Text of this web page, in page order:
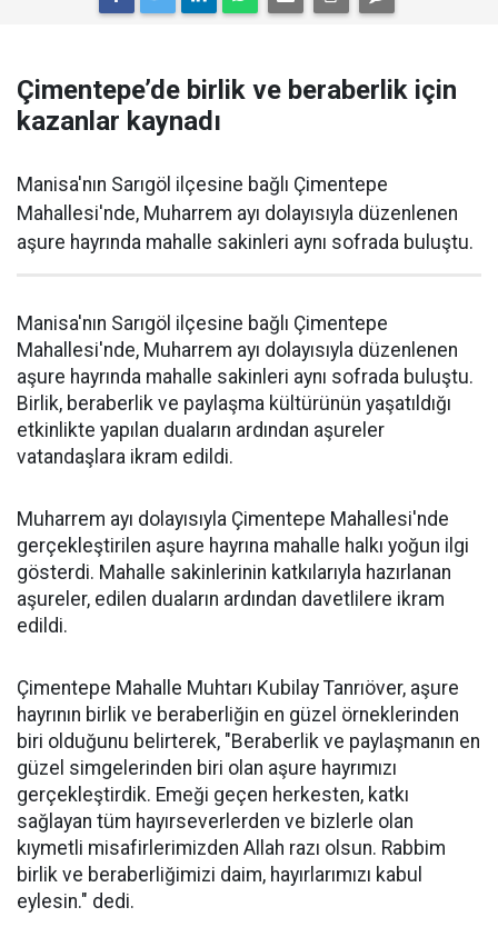
Çimentepe’de birlik ve beraberlik için
kazanlar kaynadı
Manisa'nın Sarıgöl ilçesine bağlı Çimentepe
Mahallesi'nde, Muharrem ayı dolayısıyla düzenlenen
aşure hayrında mahalle sakinleri aynı sofrada buluştu.
Manisa'nın Sarıgöl ilçesine bağlı Çimentepe
Mahallesi'nde, Muharrem ayı dolayısıyla düzenlenen
aşure hayrında mahalle sakinleri aynı sofrada buluştu.
Birlik, beraberlik ve paylaşma kültürünün yaşatıldığı
etkinlikte yapılan duaların ardından aşureler
vatandaşlara ikram edildi.
Muharrem ayı dolayısıyla Çimentepe Mahallesi'nde
gerçekleştirilen aşure hayrına mahalle halkı yoğun ilgi
gösterdi. Mahalle sakinlerinin katkılarıyla hazırlanan
aşureler, edilen duaların ardından davetlilere ikram
edildi.
Çimentepe Mahalle Muhtarı Kubilay Tanrıöver, aşure
hayrının birlik ve beraberliğin en güzel örneklerinden
biri olduğunu belirterek, "Beraberlik ve paylaşmanın en
güzel simgelerinden biri olan aşure hayrımızı
gerçekleştirdik. Emeği geçen herkesten, katkı
sağlayan tüm hayırseverlerden ve bizlerle olan
kıymetli misafirlerimizden Allah razı olsun. Rabbim
birlik ve beraberliğimizi daim, hayırlarımızı kabul
eylesin." dedi.